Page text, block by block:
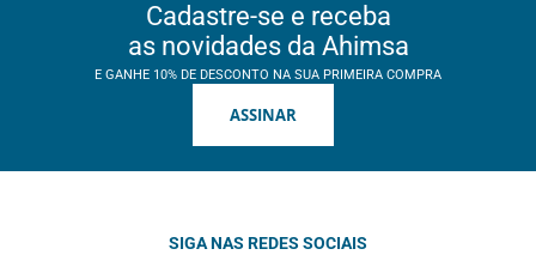
Cadastre-se e receba
as novidades da Ahimsa
E GANHE 10% DE DESCONTO NA SUA PRIMEIRA COMPRA
ASSINAR
SIGA NAS REDES SOCIAIS